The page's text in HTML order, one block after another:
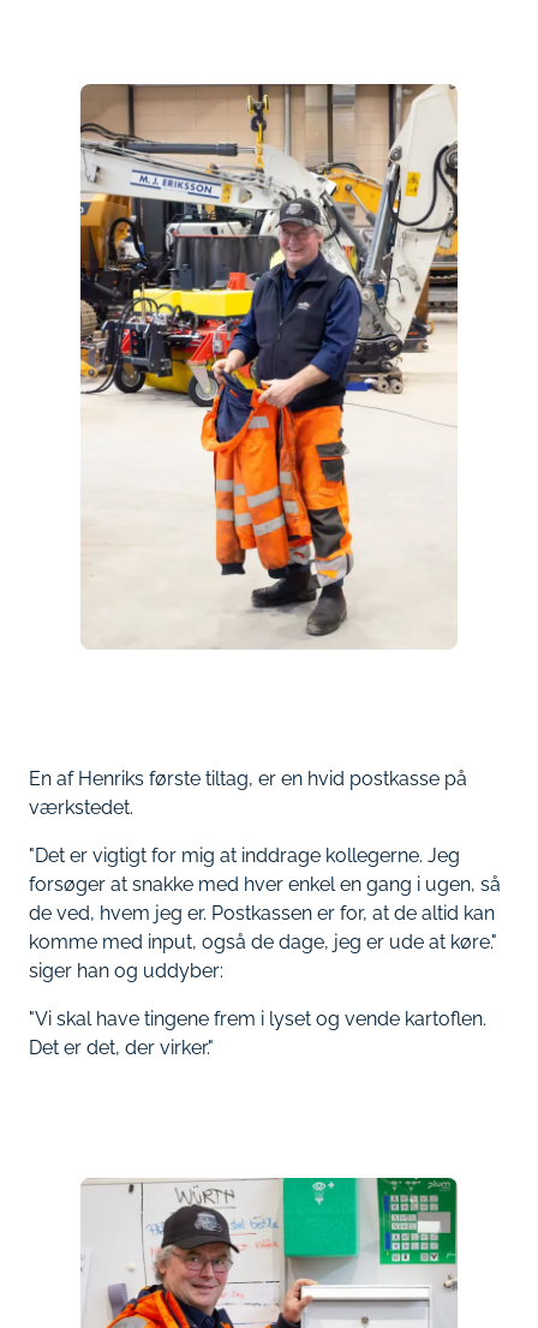
En af Henriks første tiltag, er en hvid postkasse på
værkstedet.
"Det er vigtigt for mig at inddrage kollegerne. Jeg
forsøger at snakke med hver enkel en gang i ugen, så
de ved, hvem jeg er. Postkassen er for, at de altid kan
komme med input, også de dage, jeg er ude at køre."
siger han og uddyber:
"Vi skal have tingene frem i lyset og vende kartoflen.
Det er det, der virker."